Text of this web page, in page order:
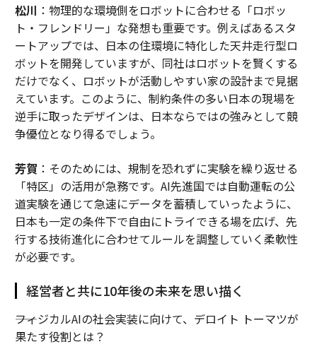
松川 ：物理的な環境側をロボットに合わせる「ロボッ
ト・フレンドリー」な発想も重要です。例えばあるスタ
ートアップでは、日本の住環境に特化した天井走行型ロ
ボットを開発していますが、同社はロボットを賢くする
だけでなく、ロボットが活動しやすい家の設計まで見据
えています。このように、制約条件の多い日本の現場を
逆手に取ったデザインは、日本ならではの強みとして競
争優位となり得るでしょう。
芳賀 ：そのためには、規制を恐れずに実験を繰り返せる
「特区」の活用が急務です。AI先進国では自動運転の公
道実験を通じて急速にデータを蓄積していったように、
日本も一定の条件下で自由にトライできる場を広げ、先
行する技術進化に合わせてルールを調整していく柔軟性
が必要です。
経営者と共に10年後の未来を思い描く
――フィジカルAIの社会実装に向けて、デロイト トーマツが
果たす役割とは？